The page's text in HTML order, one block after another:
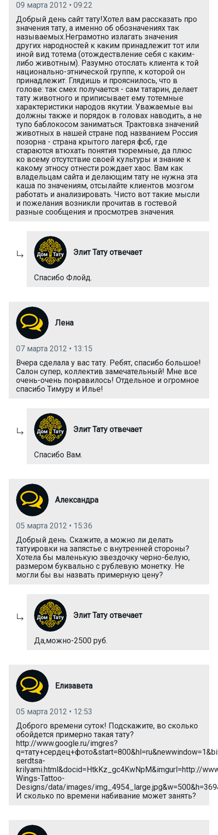
09 марта 2012 • 09:22
Добрый день сайт тату!Хотел вам рассказать про
значения тату, а именно об обозначениях так
называемых.Неграмотно излагать значения
других народностей к каким принадлежит тот или
иной вид тотема (отождествление себя с каким-
либо животным). Разумно отослать клиента к той
национально-этнической группе, к которой он
принадлежит. Глядишь и прояснилось, что в
голове: так смех получается - сам татарин, делает
тату животного и приписывает ему тотемные
характеристики народов якутии. Уважаемые вы
должны также и порядок в головах наводить, а не
тупо баблокосом заниматься. Трактовка значений
животных в нашей стране под названием Россия
позорна - страна крытого лагеря фсб, где
стараются втюхать понятия тюремные, да плюс
ко всему отсутствие своей культуры и знание к
какому этносу отнести рождает хаос. Вам как
владельцам сайта и делающим тату не нужна эта
каша по значениям, отсылайте клиентов мозгом
работать и анализировать. Чисто вот такие мысли
и пожелания возникли прочитав в гостевой
разные сообщения и просмотрев значения.
Элит Тату отвечает
Спасибо Флойд.
Лена
07 марта 2012 • 13:15
Вчера сделала у вас тату. Ребят, спасибо большое!
Салон супер, коллектив замечательный! Мне все
очень-очень понравилось! Отдельное и огромное
спасибо Тимуру и Илье!
Элит Тату отвечает
Спасибо Вам.
Александра
05 марта 2012 • 15:36
Добрый день. Скажите, а можно ли делать
татуировки на запястье с внутренней стороны?
Хотела бы маленькую звездочку черно-белую,
размером буквально с рублевую монетку. Не
могли бы вы назвать примерную цену?
Элит Тату отвечает
Да,можно-2500 руб.
Елизавета
05 марта 2012 • 12:53
Доброго времени суток! Подскажите, во сколько
обойдется примерно такая тату?
http://www.google.ru/imgres?
serdtsa-
krilyami.html&docid=HtkKz_gc4KwNpM&imgurl=http://
Wings-Tattoo-
Designs/data/images/
И сколько по времени набивание может занять?